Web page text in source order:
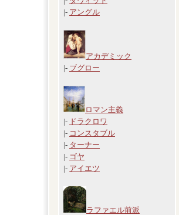
|- アングル
アカデミック
|- ブグロー
ロマン主義
|- ドラクロワ
|- コンスタブル
|- ターナー
|- ゴヤ
|- アイエツ
ラファエル前派